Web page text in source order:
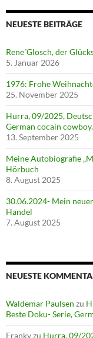
NEUESTE BEITRÄGE
Rene´Glosch, der
5. Januar 2026
1976: Frohe
25. November 2025
Hurra, 09/2025,
German cocain
13. September 2025
Meine Autobiografie
Hörbuch
8. August 2025
30.06.2024- Mein
Handel
7. August 2025
NEUESTE
Waldemar Paulsen zu
Beste Doku- Serie,
Frankyzu Hurra, 09/